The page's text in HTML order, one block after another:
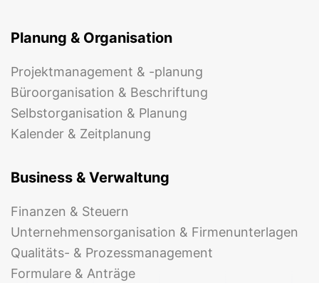
Planung & Organisation
Projektmanagement & -planung
Büroorganisation & Beschriftung
Selbstorganisation & Planung
Kalender & Zeitplanung
Business & Verwaltung
Finanzen & Steuern
Unternehmensorganisation & Firmenunterlagen
Qualitäts- & Prozessmanagement
Formulare & Anträge